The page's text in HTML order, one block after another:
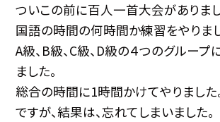
ついこの前に百人一首大会がありまし
国語の時間の何時間か練習をやりまし
A級、B級、C級、D級の４つのグループ
ました。
総合の時間に1時間かけてやりました
ですが、結果は、忘れてしまいました。